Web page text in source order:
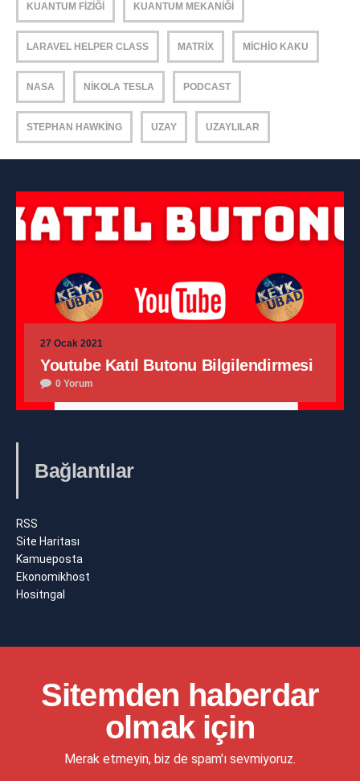
KUANTUM FIZIĞI KUANTUM MEKANIĞI
LARAVEL HELPER CLASS MATRIX MICHIO KAKU
NASA NIKOLA TESLA PODCAST
STEPHAN HAWKING UZAY UZAYLILAR
27 Ocak 2021
Youtube Katıl Butonu Bilgilendirmesi
0 Yorum
Bağlantılar
RSS
Site Haritası
Kamueposta
Ekonomikhost
Hositngal
Sitemden haberdar
olmak için
Merak etmeyin, biz de spam'ı sevmiyoruz.